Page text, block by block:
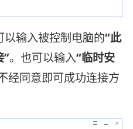
输入被控制电脑的“此
”。也可以输入“临时安
经同意即可成功连接方